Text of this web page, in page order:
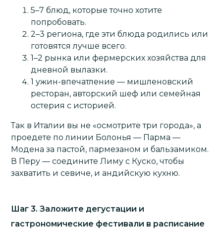
5–7 блюд, которые точно хотите
попробовать.
2–3 региона, где эти блюда родились или
готовятся лучше всего.
1–2 рынка или фермерских хозяйства для
дневной вылазки.
1 ужин-впечатление — мишленовский
ресторан, авторский шеф или семейная
остерия с историей.
Так в Италии вы не «осмотрите три города», а
проедете по линии Болонья — Парма —
Модена за пастой, пармезаном и бальзамиком.
В Перу — соедините Лиму с Куско, чтобы
захватить и севиче, и андийскую кухню.
Шаг 3. Заложите дегустации и
гастрономические фестивали в расписание